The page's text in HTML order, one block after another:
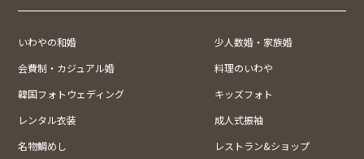
いわやの和婚
少人数婚・家族婚
会費制・カジュアル婚
料理のいわや
韓国フォトウェディング
キッズフォト
レンタル衣装
成人式振袖
名物鯛めし
レストラン&ショップ